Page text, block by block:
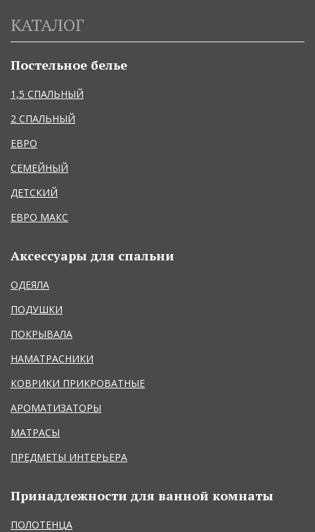
КАТАЛОГ
Постельное белье
1,5 СПАЛЬНЫЙ
2 СПАЛЬНЫЙ
ЕВРО
СЕМЕЙНЫЙ
ДЕТСКИЙ
ЕВРО МАКС
Аксессуары для спальни
ОДЕЯЛА
ПОДУШКИ
ПОКРЫВАЛА
НАМАТРАСНИКИ
КОВРИКИ ПРИКРОВАТНЫЕ
АРОМАТИЗАТОРЫ
МАТРАСЫ
ПРЕДМЕТЫ ИНТЕРЬЕРА
Принадлежности для ванной комнаты
ПОЛОТЕНЦА